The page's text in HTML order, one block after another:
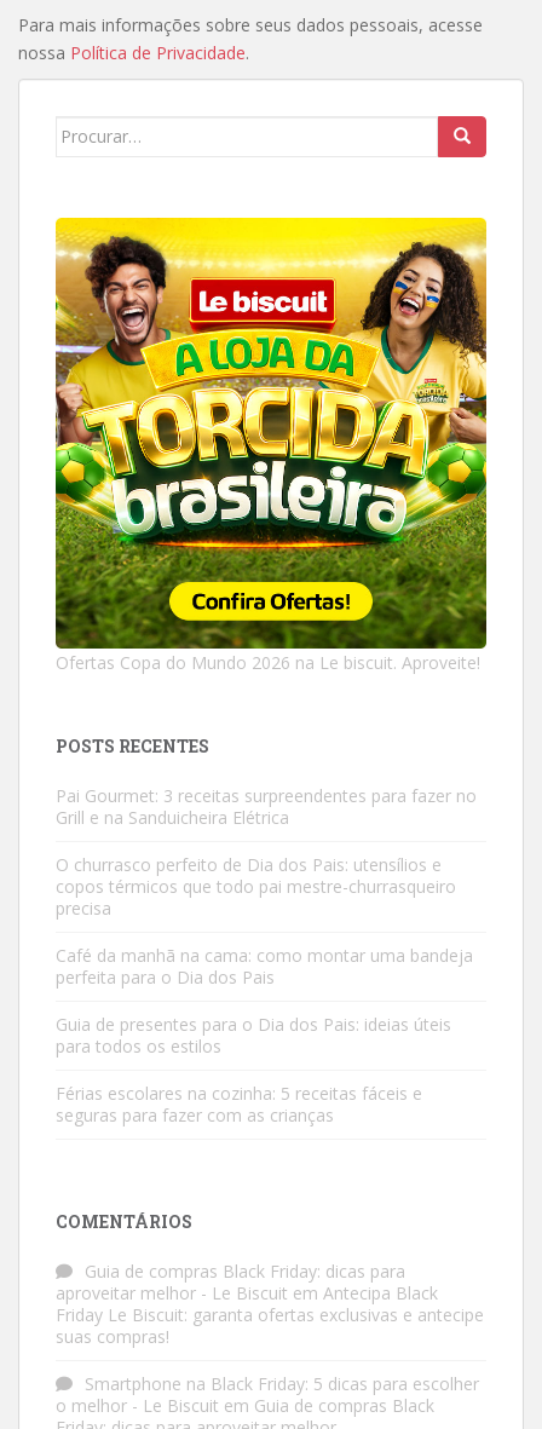
Para mais informações sobre seus dados pessoais, acesse
nossa Política de Privacidade.
Search
Ofertas Copa do Mundo 2026 na Le biscuit. Aproveite!
POSTS RECENTES
Pai Gourmet: 3 receitas surpreendentes para fazer no
Grill e na Sanduicheira Elétrica
O churrasco perfeito de Dia dos Pais: utensílios e
copos térmicos que todo pai mestre-churrasqueiro
precisa
Café da manhã na cama: como montar uma bandeja
perfeita para o Dia dos Pais
Guia de presentes para o Dia dos Pais: ideias úteis
para todos os estilos
Férias escolares na cozinha: 5 receitas fáceis e
seguras para fazer com as crianças
COMENTÁRIOS
Guia de compras Black Friday: dicas para
aproveitar melhor - Le Biscuit em Antecipa Black
Friday Le Biscuit: garanta ofertas exclusivas e antecipe
suas compras!
Smartphone na Black Friday: 5 dicas para escolher
o melhor - Le Biscuit em Guia de compras Black